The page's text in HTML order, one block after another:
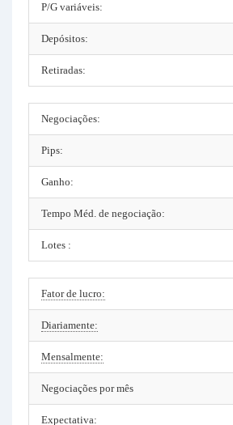
P/G variáveis:
Depósitos:
Retiradas:
Negociações:
Pips:
Ganho:
Tempo Méd. de negociação:
Lotes :
Fator de lucro:
Diariamente:
Mensalmente:
Negociações por mês
Expectativa: